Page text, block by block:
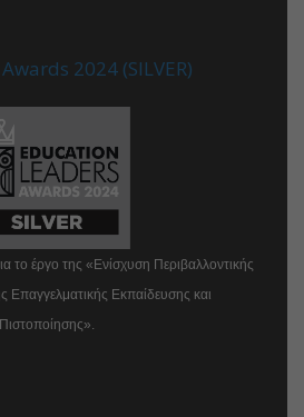
2024 (SILVER)
το έργο της «Ενίσχυση Περιβαλλοντικής
Επαγγελματικής Εκπαίδευσης και
Πιστοποίησης».